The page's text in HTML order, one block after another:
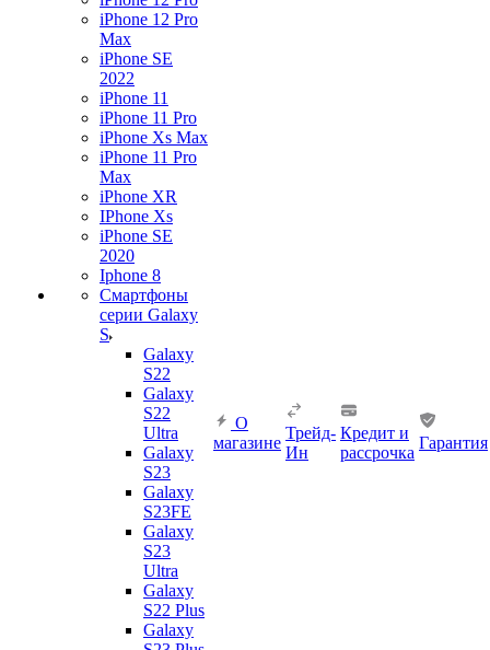
iPhone 12 Pro
Max
iPhone SE
2022
iPhone 11
iPhone 11 Pro
iPhone Xs Max
iPhone 11 Pro
Max
iPhone XR
IPhone Xs
iPhone SE
2020
Iphone 8
Смартфоны
серии Galaxy
S
Galaxy
S22
Galaxy
S22
Ultra
Galaxy
S23
Galaxy
S23FE
Galaxy
S23
Ultra
Galaxy
S22 Plus
Galaxy
О
магазине
Трейд-
Ин
Кредит и
рассрочка
Гарантия